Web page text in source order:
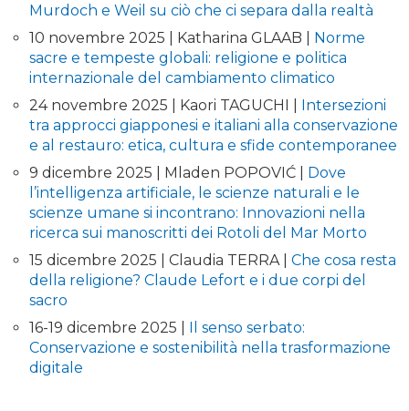
Murdoch e Weil su ciò che ci separa dalla realtà
10 novembre 2025 | Katharina GLAAB | Norme
sacre e tempeste globali: religione e politica
internazionale del cambiamento climatico
24 novembre 2025 | Kaori TAGUCHI | Intersezioni
tra approcci giapponesi e italiani alla conservazione
e al restauro: etica, cultura e sfide contemporanee
9 dicembre 2025 | Mladen POPOVIĆ | Dove
l’intelligenza artificiale, le scienze naturali e le
scienze umane si incontrano: Innovazioni nella
ricerca sui manoscritti dei Rotoli del Mar Morto
15 dicembre 2025 | Claudia TERRA | Che cosa resta
della religione? Claude Lefort e i due corpi del
sacro
16-19 dicembre 2025 | Il senso serbato:
Conservazione e sostenibilità nella trasformazione
digitale